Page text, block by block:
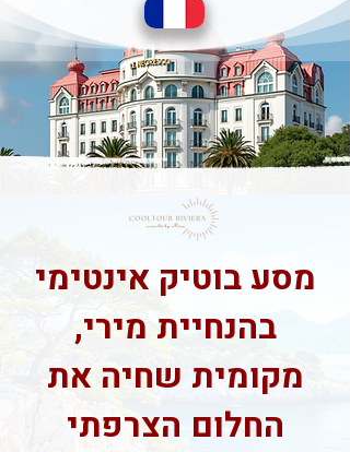
אשמח לענות על כל שאלה
מסע בוטיק אינטימי
בהנחיית מירי,
מקומית שחיה את
החלום הצרפתי